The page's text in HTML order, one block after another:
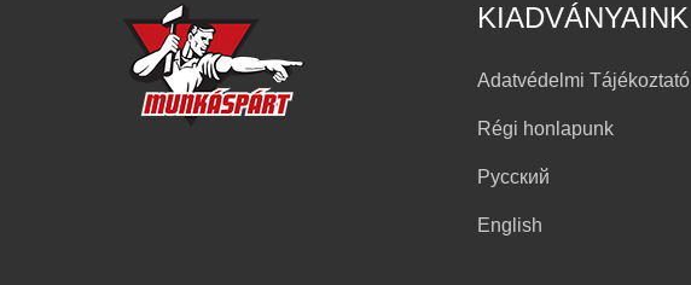
KIADVÁNYAINK
Adatvédelmi Tájékoztató
Régi honlapunk
Русский
English